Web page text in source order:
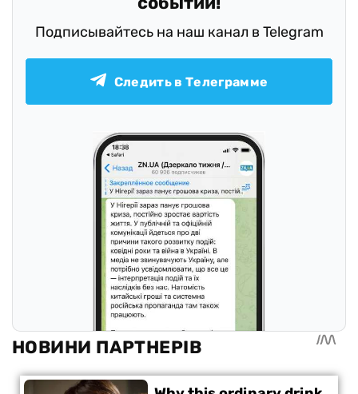
Подписывайтесь на наш канал в Telegram
Следить в Телеграмме